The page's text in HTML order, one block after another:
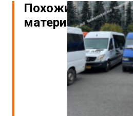
Похожие
материалы